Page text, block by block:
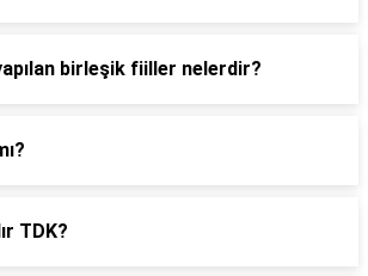
birleşik fiiller nelerdir?
TDK?